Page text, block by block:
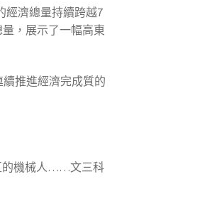
經濟總量持續跨越7
，展示了一幅高東
推進經濟完成質的
的機械人……文三科